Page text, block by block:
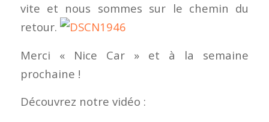
vite et nous sommes sur le chemin du
retour.
Merci « Nice Car » et à la semaine
prochaine !
Découvrez notre vidéo :